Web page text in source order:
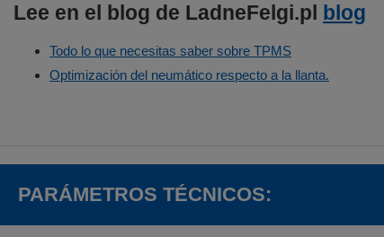
Lee en el blog de LadneFelgi.pl blog
Todo lo que necesitas saber sobre TPMS
Optimización del neumático respecto a la llanta.
PARÁMETROS TÉCNICOS: